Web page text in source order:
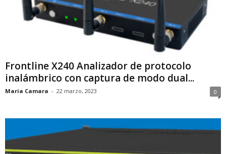
Frontline X240 Analizador de protocolo
inalámbrico con captura de modo dual...
Maria Camara - 22 marzo, 2023 0